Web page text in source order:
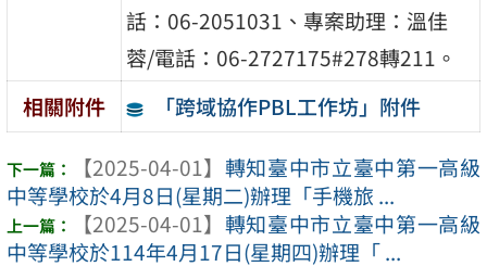
話：06-2051031、專案助理：溫佳
蓉/電話：06-2727175#278轉211。
相關附件
「跨域協作PBL工作坊」附件
【2025-04-01】 轉知臺中市立臺中第一高級
中等學校於4月8日(星期二)辦理「手機旅 ...
【2025-04-01】 轉知臺中市立臺中第一高級
中等學校於114年4月17日(星期四)辦理「 ...